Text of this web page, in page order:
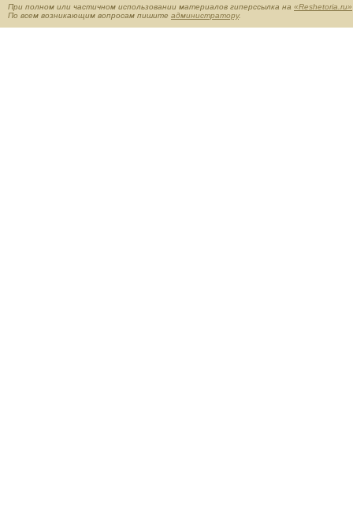
При полном или частичном использовании материалов гиперссылка на «Reshetoria.ru»
По всем возникающим вопросам пишите администратору.